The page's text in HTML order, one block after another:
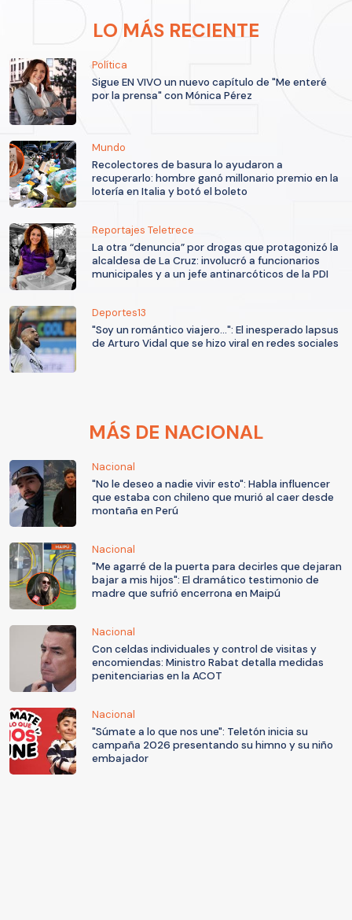
LO MÁS RECIENTE
Política
Sigue EN VIVO un nuevo capítulo de "Me enteré
por la prensa" con Mónica Pérez
Mundo
Recolectores de basura lo ayudaron a
recuperarlo: hombre ganó millonario premio en la
lotería en Italia y botó el boleto
Reportajes Teletrece
La otra “denuncia” por drogas que protagonizó la
alcaldesa de La Cruz: involucró a funcionarios
municipales y a un jefe antinarcóticos de la PDI
Deportes13
"Soy un romántico viajero...": El inesperado lapsus
de Arturo Vidal que se hizo viral en redes sociales
MÁS DE NACIONAL
Nacional
"No le deseo a nadie vivir esto": Habla influencer
que estaba con chileno que murió al caer desde
montaña en Perú
Nacional
"Me agarré de la puerta para decirles que dejaran
bajar a mis hijos": El dramático testimonio de
madre que sufrió encerrona en Maipú
Nacional
Con celdas individuales y control de visitas y
encomiendas: Ministro Rabat detalla medidas
penitenciarias en la ACOT
Nacional
"Súmate a lo que nos une": Teletón inicia su
campaña 2026 presentando su himno y su niño
embajador